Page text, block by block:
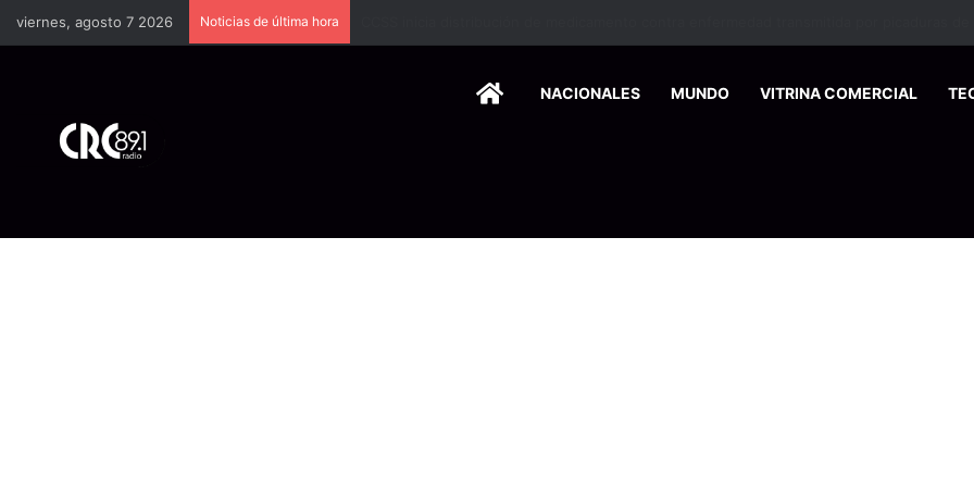
viernes, agosto 7 2026 Noticias de última hora
HOMENACIONALES MUNDO VITRINA COMERCIAL